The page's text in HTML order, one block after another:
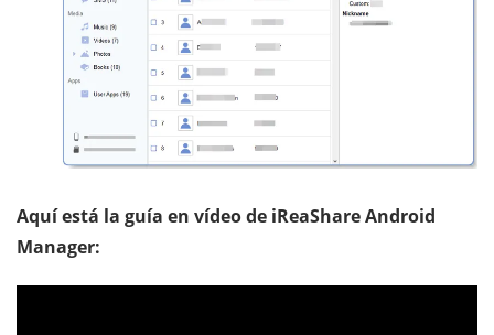
Aquí está la guía en vídeo de iReaShare Android
Manager: